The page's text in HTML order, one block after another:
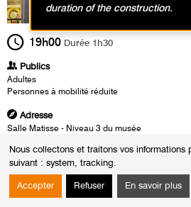
Nous collectons et traitons vos informations
suivant : system, tracking.
Accepter Refuser En savoir plus
19h00 Durée 1h30
Publics
Adultes
Personnes à mobilité réduite
Adresse
Salle Matisse - Niveau 3 du musée
Heures
Le : Jeudi 10 avril 2025 de 19h00 à 20h30
À l’occasion de l’expositionMatisse et
duration of the construction.